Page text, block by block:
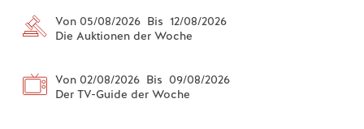
Von 05/08/2026 Bis 12/08/2026
Die Auktionen der Woche
Von 02/08/2026 Bis 09/08/2026
Der TV-Guide der Woche